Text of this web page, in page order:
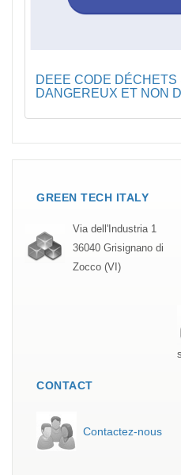
DEEE CODE DÉCHETS
DANGEREUX ET NON
GREEN TECH ITALY
Via dell'Industria 1
36040 Grisignano di
Zocco (VI)
CONTACT
Contactez-nous